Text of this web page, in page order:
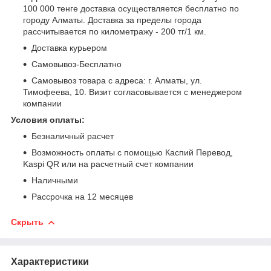
100 000 тенге доставка осуществляется бесплатно по
городу Алматы. Доставка за пределы города
рассчитывается по километражу - 200 тг/1 км.
Доставка курьером
Самовывоз-Бесплатно
Самовывоз товара с адреса: г. Алматы, ул.
Тимофеева, 10. Визит согласовывается с менеджером
компании
Условия оплаты:
Безналичный расчет
Возможность оплаты с помощью Каспий Перевод,
Kaspi QR или на расчетный счет компании
Наличными
Рассрочка на 12 месяцев
Скрыть
Характеристики